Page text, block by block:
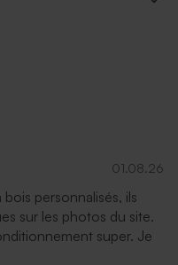
01.08.26
personnalisés, ils
sur les photos du site.
super. Je